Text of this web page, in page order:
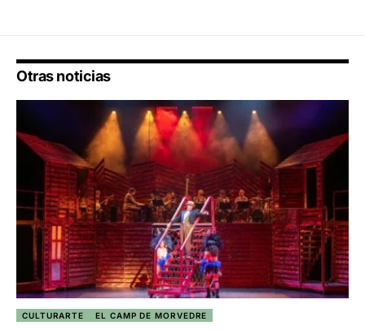
Otras noticias
CULTURARTE EL CAMP DE MORVEDRE